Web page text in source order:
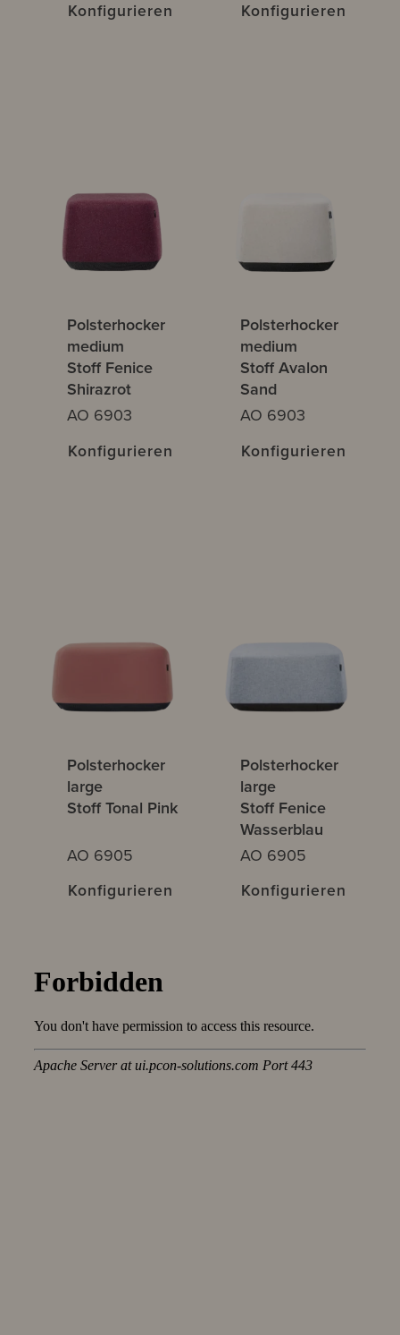
Konfigurieren Konfigurieren
Polsterhocker
medium
Stoff Fenice
Shirazrot
AO 6903
Konfigurieren
Polsterhocker
medium
Stoff Avalon
Sand
AO 6903
Konfigurieren
Polsterhocker
large
Stoff Tonal Pink
AO 6905
Konfigurieren
Polsterhocker
large
Stoff Fenice
Wasserblau
AO 6905
Konfigurieren